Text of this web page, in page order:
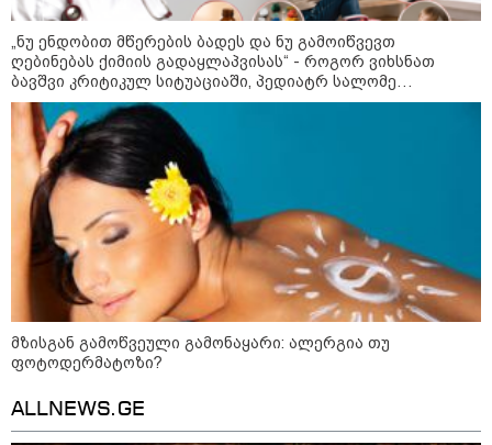
„ნუ ენდობით მწერების ბადეს და ნუ გამოიწვევთ
ღებინებას ქიმიის გადაყლაპვისას“ - როგორ ვიხსნათ
ბავშვი კრიტიკულ სიტუაციაში, პედიატრ სალომე
ახვლედიანის რჩევები
მზისგან გამოწვეული გამონაყარი: ალერგია თუ
ფოტოდერმატოზი?
ALLNEWS.GE